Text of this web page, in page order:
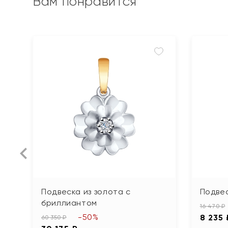
Подвеска из золота с
бриллиантом
60 350 ₽ -50%
16 470 ₽
8 235